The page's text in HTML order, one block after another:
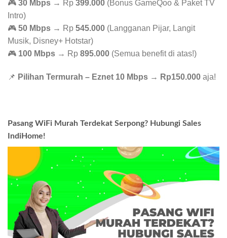
🎮 30 Mbps → Rp 399.000 (Bonus GameQoo & Paket TV
Intro)
🎮 50 Mbps → Rp 545.000 (Langganan Pijar, Langit
Musik, Disney+ Hotstar)
🎮 100 Mbps → Rp 895.000 (Semua benefit di atas!)
📌 Pilihan Termurah – Eznet 10 Mbps → Rp150.000 aja!
Pasang WiFi Murah Terdekat Serpong? Hubungi Sales
IndiHome!